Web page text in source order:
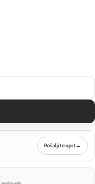
SP D100 ROUND
Pošaljite upit→